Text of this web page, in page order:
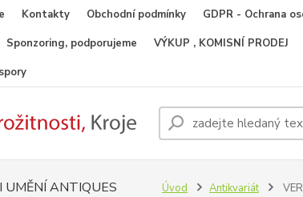
Kontakty Obchodní podmínky GDPR - Ochrana
Sponzoring, podporujeme VÝKUP , KOMISNÍ PRODEJ
ANTIQUES Úvod Antikvariát